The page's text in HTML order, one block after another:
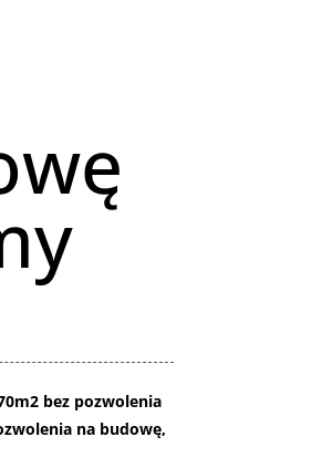
bez pozwolenia
na budowę,